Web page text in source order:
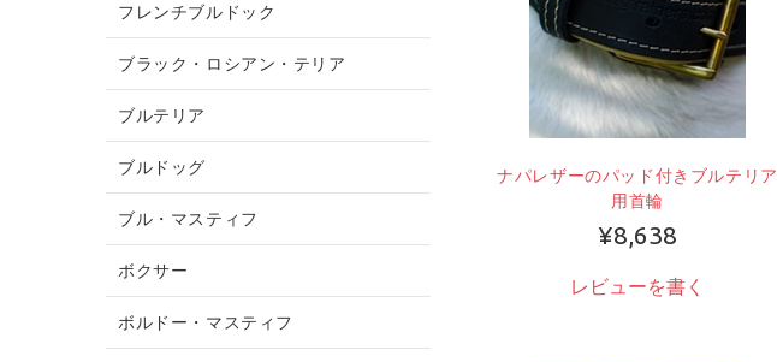
ナパレザーのパッド付きブルテリア
用首輪
¥8,638
レビューを書く
フレンチブルドック
ブラック・ロシアン・テリア
ブルテリア
ブルドッグ
ブル・マスティフ
ボクサー
ボルドー・マスティフ